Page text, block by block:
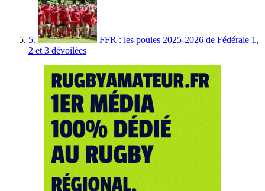
5.
FFR : les poules 2025-2026 de Fédérale 1,
2 et 3 dévoilées